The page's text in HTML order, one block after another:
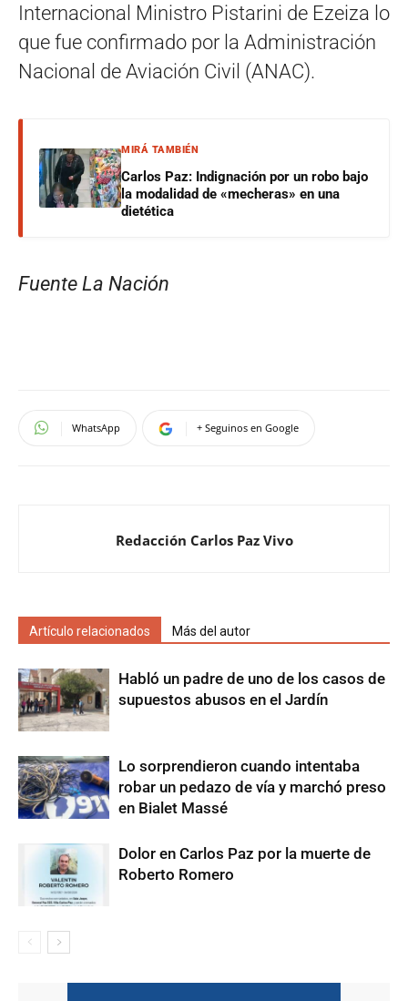
Internacional Ministro Pistarini de Ezeiza lo
que fue confirmado por la Administración
Nacional de Aviación Civil (ANAC).
MIRÁ TAMBIÉN
Carlos Paz: Indignación por un robo bajo
la modalidad de «mecheras» en una
dietética
Fuente La Nación
WhatsApp + Seguinos en Google
Redacción Carlos Paz Vivo
Artículo relacionados Más del autor
Habló un padre de uno de los casos de
supuestos abusos en el Jardín
Lo sorprendieron cuando intentaba
robar un pedazo de vía y marchó preso
en Bialet Massé
Dolor en Carlos Paz por la muerte de
Roberto Romero